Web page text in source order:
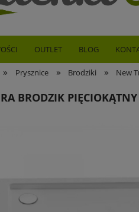
OUTLET BLOG
» Prysznice » Brodziki » New
BRODZIK